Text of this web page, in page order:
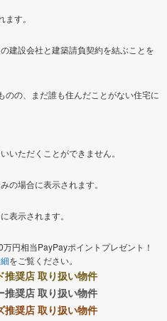
す。
建設会社と建築請負契約を結ぶことを
の、まだ誰も住んだことがない住宅に
いただくことができません。
の場合に表示されます。
表示されます。
円相当PayPayポイントプレゼント！
をご覧ください。
推奨店 取り扱い物件
推奨店 取り扱い物件
推奨店 取り扱い物件